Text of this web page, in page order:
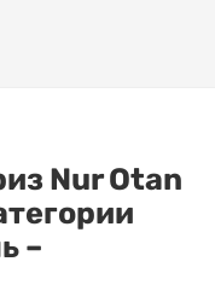
Nur Otan
–